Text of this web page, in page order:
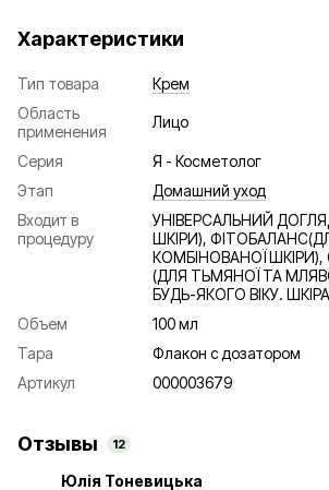
Характеристики
Тип товара
Крем
Область
применения
Лицо
Серия
Я - Косметолог
Этап
Домашний уход
Входит в
процедуру
УНІВЕРСАЛЬНИЙ
ШКІРИ),
КОМБІНОВАНОЇ
(ДЛЯ ТЬМЯНОЇ ТА
БУДЬ-ЯКОГО ВІКУ.
Объем
100 мл
Тара
Флакон с дозатором
Артикул
000003679
Отзывы 12
Юлія Тоневицька